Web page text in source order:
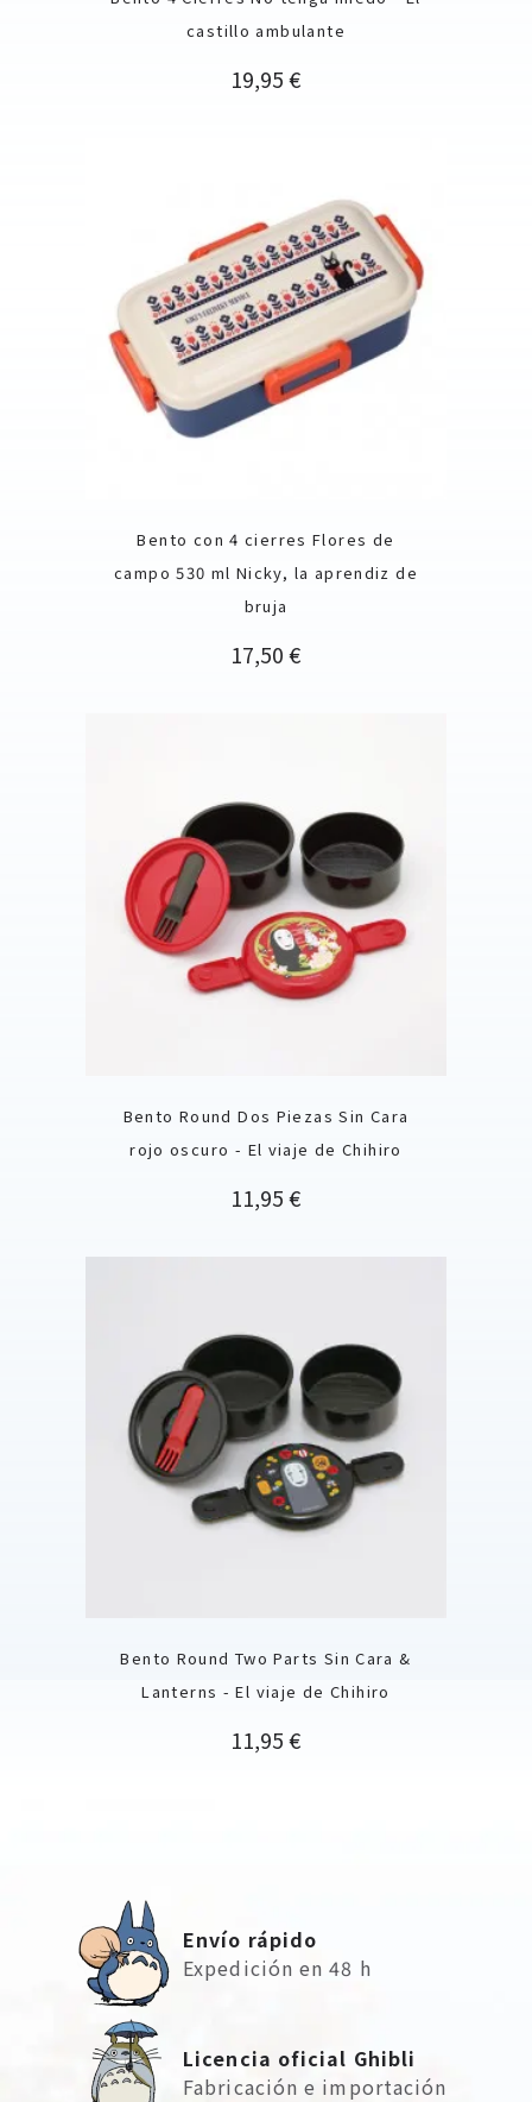
castillo ambulante
Precio
19,95 €
Bento con 4 cierres Flores de
campo 530 ml Nicky, la aprendiz de
bruja
Precio
17,50 €
Bento Round Dos Piezas Sin Cara
rojo oscuro - El viaje de Chihiro
Precio
11,95 €
Bento Round Two Parts Sin Cara &
Lanterns - El viaje de Chihiro
Precio
11,95 €
Envío rápido
Expedición en 48 h
Licencia oficial Ghibli
Fabricación e importación